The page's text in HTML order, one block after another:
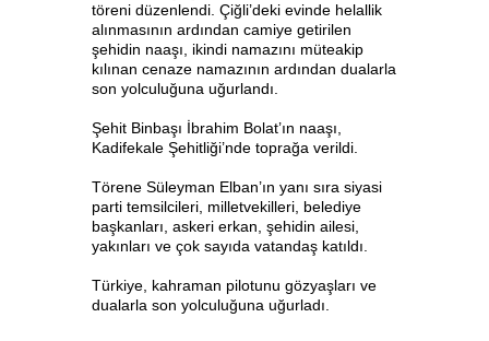
töreni düzenlendi. Çiğli’deki evinde helallik
alınmasının ardından camiye getirilen
şehidin naaşı, ikindi namazını müteakip
kılınan cenaze namazının ardından dualarla
son yolculuğuna uğurlandı.
Şehit Binbaşı İbrahim Bolat’ın naaşı,
Kadifekale Şehitliği’nde toprağa verildi.
Törene Süleyman Elban’ın yanı sıra siyasi
parti temsilcileri, milletvekilleri, belediye
başkanları, askeri erkan, şehidin ailesi,
yakınları ve çok sayıda vatandaş katıldı.
Türkiye, kahraman pilotunu gözyaşları ve
dualarla son yolculuğuna uğurladı.